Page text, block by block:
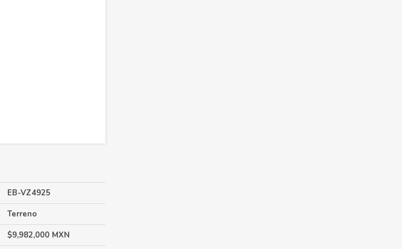
EB-VZ4925
Terreno
$9,982,000 MXN